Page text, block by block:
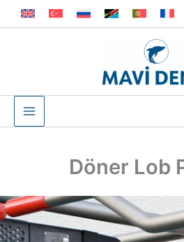
İçeriğe
atla
Döner Lob